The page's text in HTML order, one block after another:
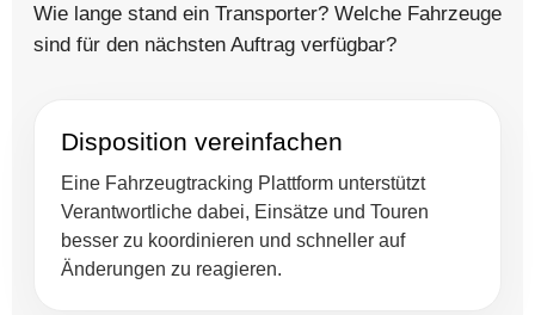
Wie lange stand ein Transporter? Welche Fahrzeuge
sind für den nächsten Auftrag verfügbar?
Disposition vereinfachen
Eine Fahrzeugtracking Plattform unterstützt
Verantwortliche dabei, Einsätze und Touren
besser zu koordinieren und schneller auf
Änderungen zu reagieren.